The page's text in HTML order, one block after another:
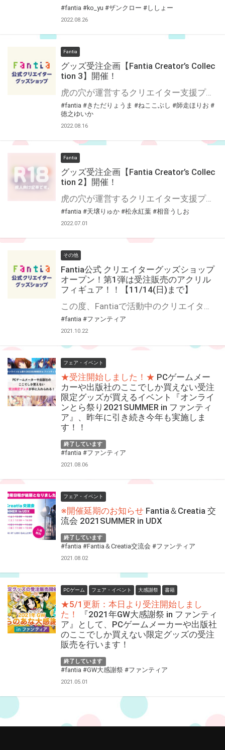
#fantia #ko_yu #ザンクロー #ししょー
2022.08.26
Fantia
グッズ受注企画【Fantia Creator’s Collec
tion 3】開催！
虎の穴が運営するクリエイター支援プラットフォーム「Fantia(ファンティア)」 Fantiaはイラスト・漫画・小説・コスプレ・音楽・映像作品など、各方面で活躍されている クリエイターの皆さまを応援する、クリエイター支援プラットフォームです。 そして、Fantiaにて活動されている注目クリエイターの作品をグッズ化する特別企画 「Fantia Creator’s Collection」3回目を開催いたします！ 今回は4名のクリエイターをピックアップ！Fantia公式ショップにて期間限定で受注販売を行います！ 期間限定の受注グッズとなっておりますので、この機会をお見逃しなく是非お求め下さい！！
#fantia #きただりょうま #ねここぶし #師走ほりお #
徳之ゆいか
2022.08.16
Fantia
グッズ受注企画【Fantia Creator’s Collec
tion 2】開催！
虎の穴が運営するクリエイター支援プラットフォーム「Fantia(ファンティア)」 Fantiaはイラスト・漫画・小説・コスプレ・音楽・映像作品など、各方面で活躍されている クリエイターの皆さまを応援する、クリエイター支援プラットフォームです。 そして、Fantiaにて活動されている注目クリエイターの作品をグッズ化する特別企画 「Fantia Creator’s Collection」2回目を開催いたします！ 今回は3名のクリエイターをピックアップ！Fantia公式ショップにて期間限定で受注販売を行います！ 期間限定の受注グッズとなっておりますので、この機会をお見逃しなく是非お求め下さい！！
#fantia #天壌りゅか #松永紅葉 #相音うしお
2022.07.01
その他
Fantia公式 クリエイターグッズショップ
オープン！第1弾は受注販売のアクリル
フィギュア！！【11/14(日)まで】
#fantia #ファンティア
2021.10.22
フェア・イベント
★受注開始しました！★ PCゲームメー
カーや出版社のここでしか買えない受注
限定グッズが買えるイベント『オンライ
ンとら祭り2021SUMMER in ファンティ
ア』、昨年に引き続き今年も実施しま
す！！
終了しています
#fantia #ファンティア
2021.08.06
フェア・イベント
※開催延期のお知らせ Fantia＆Creatia 交
流会 2021SUMMER in UDX
終了しています
#fantia #Fantia＆Creatia交流会 #ファンティア
2021.08.02
PCゲーム フェア・イベント 大感謝祭 書籍
★5/1更新：本日より受注開始しまし
た！
『2021年GW大感謝祭 in ファンティ
ア』として、PCゲームメーカーや出版社
のここでしか買えない限定グッズの受注
販売を行います！
終了しています
#fantia #GW大感謝祭 #ファンティア
2021.05.01